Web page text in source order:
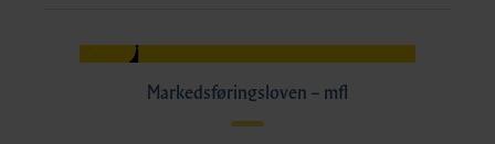
Markedsføringsloven – mfl